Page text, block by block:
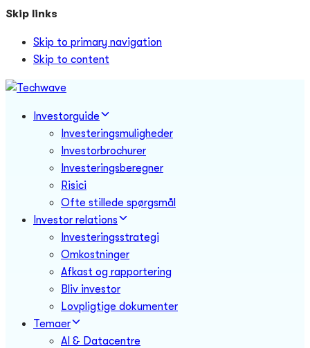
Skip links
Skip to primary navigation
Skip to content
Investorguide
Investeringsmuligheder
Investorbrochurer
Investeringsberegner
Risici
Ofte stillede spørgsmål
Investor relations
Investeringsstrategi
Omkostninger
Afkast og rapportering
Bliv investor
Lovpligtige dokumenter
Temaer
AI & Datacentre